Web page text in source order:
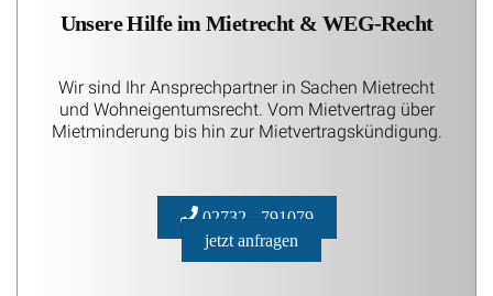
Unsere Hilfe im Mietrecht & WEG-Recht
Wir sind Ihr Ansprechpartner in Sachen Mietrecht
und Wohneigentumsrecht. Vom Mietvertrag über
Mietminderung bis hin zur Mietvertragskündigung.
02732 - 791079
jetzt anfragen